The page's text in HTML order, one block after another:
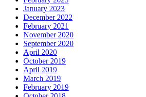
January 2023
December 2022
February 2021
November 2020
September 2020
April 2020
October 2019
April 2019
March 2019
February 2019